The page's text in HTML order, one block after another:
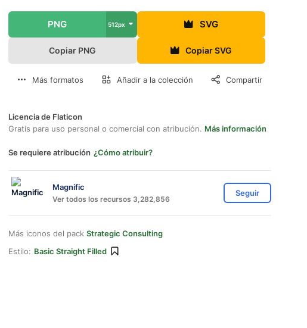
PNG 512px SVG
Copiar PNG Copiar SVG
Más formatos Añadir a la colección Compartir
Licencia de Flaticon
Gratis para uso personal o comercial con atribución. Más información
Se requiere atribución ¿Cómo atribuir?
Magnific
Ver todos los recursos 3,282,856
Seguir
Más iconos del pack Strategic Consulting
Estilo: Basic Straight Filled